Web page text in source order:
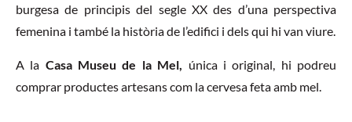
burgesa de principis del segle XX des d’una perspectiva
femenina i també la història de l’edifici i dels qui hi van viure.
A la Casa Museu de la Mel, única i original, hi podreu
comprar productes artesans com la cervesa feta amb mel.